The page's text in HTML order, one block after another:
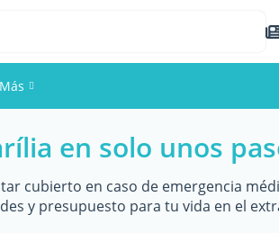
Más
Eventos
Miembros
en solo unos
cubierto en caso de emergencia
y presupuesto para tu vida en el